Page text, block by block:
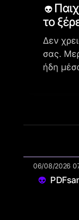
το
Δεν
σας.
ήδη
06/08/2026